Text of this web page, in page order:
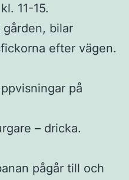
11-15.
bilar
efter vägen.
på
– dricka.
pågår till och